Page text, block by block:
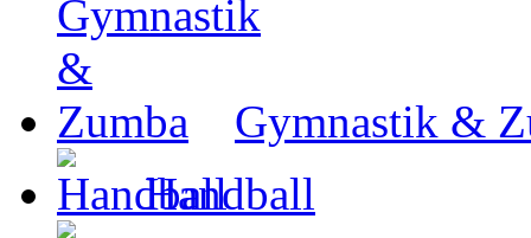
Gymnastik &
Handball